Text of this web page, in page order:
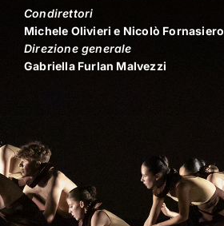
Condirettori
Michele Olivieri e Nicolò Fornasiero
Direzione generale
Gabriella Furlan Malvezzi